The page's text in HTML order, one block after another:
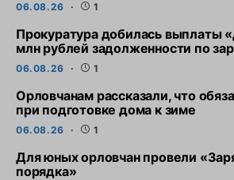
06.08.26 1
Прокуратура добилась выплаты
млн рублей задолженности по
06.08.26 1
Орловчанам рассказали, что
при подготовке дома к зиме
06.08.26 1
Для юных орловчан провели
порядка»